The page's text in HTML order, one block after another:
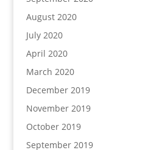
August 2020
July 2020
April 2020
March 2020
December 2019
November 2019
October 2019
September 2019